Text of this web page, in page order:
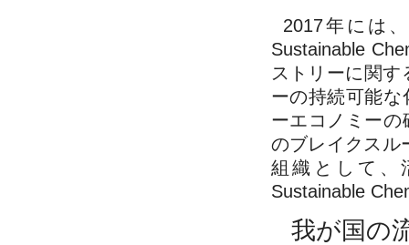
2017年には
Sustainable
ストリーに関
ーの持続可能
ーエコノミー
のブレイクスル
組織として、
Sustainable
我が国の